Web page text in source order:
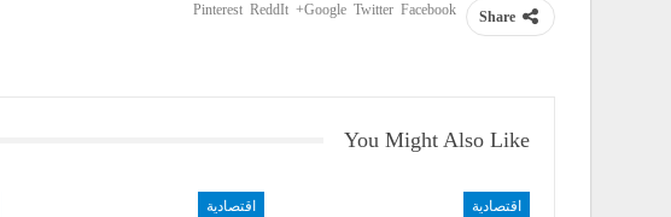
Share
Facebook
Twitter
Google+
ReddIt
Pinterest
You Might Also Like
اقتصادية اقتصادية